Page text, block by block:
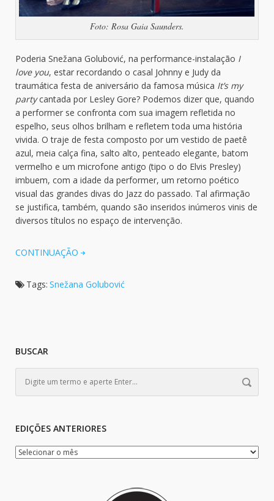
Foto: Rosa Gaia Saunders.
Poderia Snežana Golubović, na performance-instalação I
love you, estar recordando o casal Johnny e Judy da
traumática festa de aniversário da famosa música It’s my
partycantada por Lesley Gore? Podemos dizer que, quando
a performer se confronta com sua imagem refletida no
espelho, seus olhos brilham e refletem toda uma história
vivida. O traje de festa composto por um vestido de paetê
azul, meia calça fina, salto alto, penteado elegante, batom
vermelho e um microfone antigo (tipo o do Elvis Presley)
imbuem, com a idade da performer, um retorno poético
visual das grandes divas do Jazz do passado. Tal afirmação
se justifica, também, quando são inseridos inúmeros vinis de
diversos títulos no espaço de intervenção.
CONTINUAÇÃO
Tags: Snežana Golubović
BUSCAR
EDIÇÕES ANTERIORES